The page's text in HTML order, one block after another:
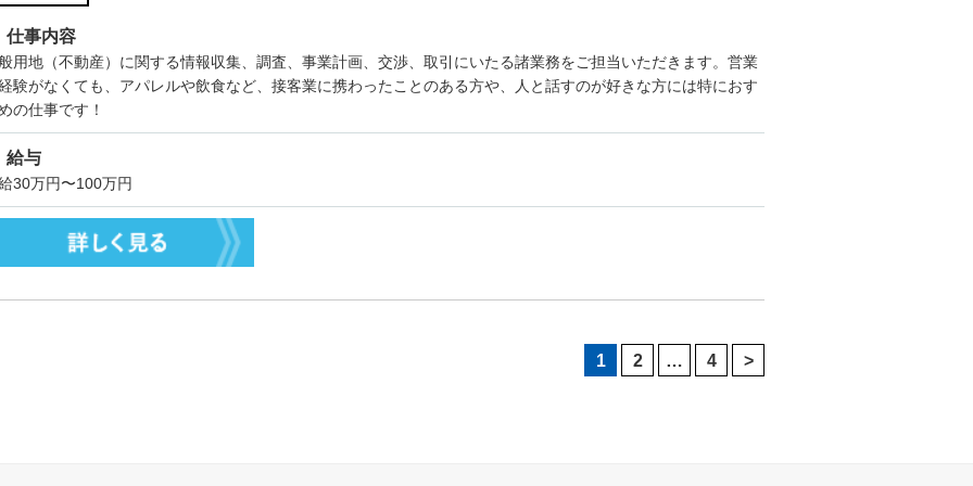
仕事内容
用地（不動産）に関する情報収集、調査、事業計画、交渉、取引にいたる諸業務をご担当いただきます。営業
験がなくても、アパレルや飲食など、接客業に携わったことのある方や、人と話すのが好きな方には特におす
の仕事です！
給与
30万円〜100万円
1 2 … 4 >